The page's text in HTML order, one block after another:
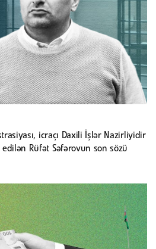
icraçı Daxili İşlər Nazirliyidir
Rüfət Səfərovun son sözü